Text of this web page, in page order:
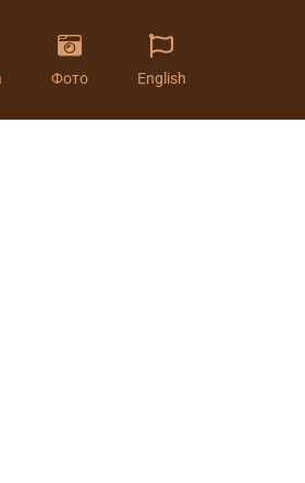
Фото English